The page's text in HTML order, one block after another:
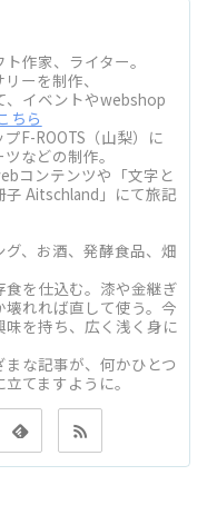
作家、ライター。
ーを制作、
、イベントやwebshop
ちら
F-ROOTS（山梨）に
などの制作。
コンテンツや「文字と
子 Aitschland」にて旅記
、お酒、発酵食品、畑
を仕込む。漆や金継ぎ
壊れれば直して使う。今
味を持ち、広く浅く身に
な記事が、何かひとつ
てますように。